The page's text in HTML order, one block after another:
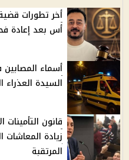
أخر تطورات
أس بعد إعادة
أسماء
السيدة العذراء
قانون
زيادة المعاشات
المرتقبة